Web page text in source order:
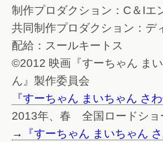
制作プロダクション：C＆Iエ
共同制作プロダクション：デ
配給：スールキートス
©2012 映画『すーちゃん ま
ん』製作委員会
『すーちゃん まいちゃん さわ
2013年、春 全国ロードショ
→『すーちゃん まいちゃん